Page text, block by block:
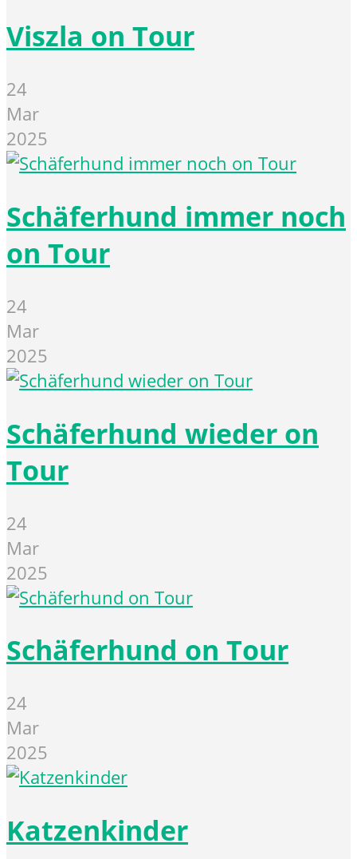
Viszla on Tour
24
Mar
2025
Schäferhund immer noch
on Tour
24
Mar
2025
Schäferhund wieder on
Tour
24
Mar
2025
Schäferhund on Tour
24
Mar
2025
Katzenkinder